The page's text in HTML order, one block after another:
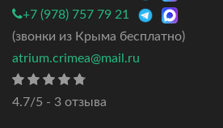
+7 (978) 757 79 21
(звонки из Крыма бесплатно)
atrium.crimea@mail.ru
4.7/5 - 3 отзыва